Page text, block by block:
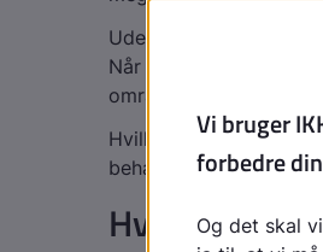
Uden behandling skal
Når du er i
området 2,0-3,0. Jo
Hvilken værdi, man
behandlingen. Det er
Hvordan